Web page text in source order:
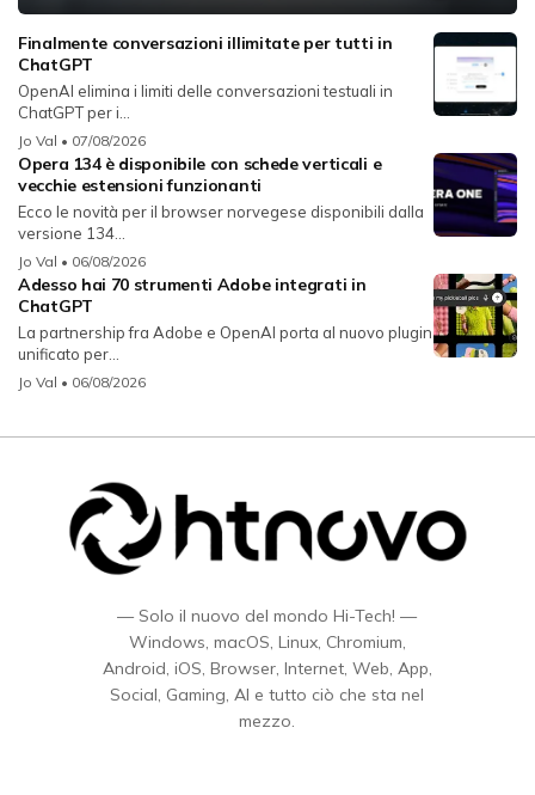
Finalmente conversazioni illimitate per tutti in
ChatGPT
OpenAI elimina i limiti delle conversazioni testuali in
ChatGPT per i...
Jo Val • 07/08/2026
Opera 134 è disponibile con schede verticali e
vecchie estensioni funzionanti
Ecco le novità per il browser norvegese disponibili dalla
versione 134...
Jo Val • 06/08/2026
Adesso hai 70 strumenti Adobe integrati in
ChatGPT
La partnership fra Adobe e OpenAI porta al nuovo plugin
unificato per...
Jo Val • 06/08/2026
— Solo il nuovo del mondo Hi-Tech! —
Windows, macOS, Linux, Chromium,
Android, iOS, Browser, Internet, Web, App,
Social, Gaming, AI e tutto ciò che sta nel
mezzo.